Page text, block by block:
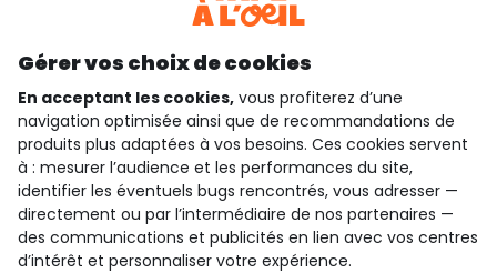
Découvrir notre application
qui sommes-nous ?
besoin d'aide ?
le club fidélité
Gérer vos choix de cookies
En acceptant les cookies, vous profiterez d’une
navigation optimisée ainsi que de recommandations de
produits plus adaptées à vos besoins. Ces cookies servent
à : mesurer l’audience et les performances du site,
identifier les éventuels bugs rencontrés, vous adresser —
directement ou par l’intermédiaire de nos partenaires —
des communications et publicités en lien avec vos centres
d’intérêt et personnaliser votre expérience.